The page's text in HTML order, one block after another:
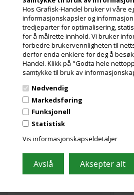
Hos Grafisk-Handel bruker vi våre
informasjonskapsler og
tredjeparter for optimalisering,
for å målrette innhold. Vi bruker
forbedre brukervennligheten til
derfor enda enklere for deg å
Handel. Klikk på "Godta hele
samtykke til bruk av
Nødvendig
Markedsføring
Funksjonell
Statistisk
Vis informasjonskapseldetaljer
designet sammen med
skriveren for å gi jevn og
problemfri utskrift. -
Kompatibel med: DesignJet
HD Pro MFP, SD Pro MFP,
Z5200 PostScript, Z5400
PostScript ePrinter
Les mer
1.887,00Kr.ekslusive. mva
og miljøbidrag
HD
Les
og
HP 772 photo black
blekkpatron, 300 ml